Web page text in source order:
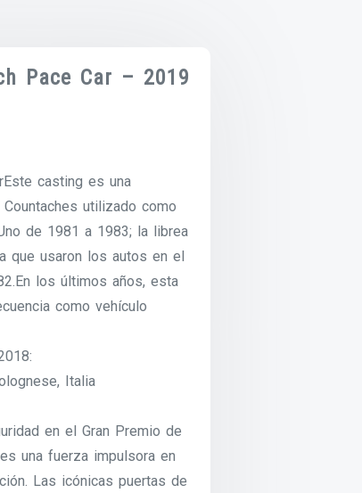
Pace Car – 2019
casting es una
utilizado como
de 1981 a 1983; la librea
que usaron los autos en el
los últimos años, esta
como vehículo
Italia
en el Gran Premio de
una fuerza impulsora en
Las icónicas puertas de